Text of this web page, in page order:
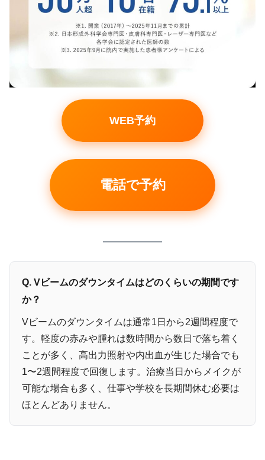
WEB予約
電話で予約
Q. Vビームのダウンタイムはどのくらいの期間です
か？
Vビームのダウンタイムは通常1日から2週間程度で
す。軽度の赤みや腫れは数時間から数日で落ち着く
ことが多く、高出力照射や内出血が生じた場合でも
1〜2週間程度で回復します。治療当日からメイクが
可能な場合も多く、仕事や学校を長期間休む必要は
ほとんどありません。